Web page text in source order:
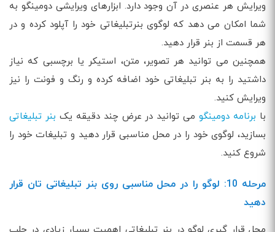
ویرایش هر عنصری در آن وجود دارد. ابزارهای ویرایشی دومینگو به
شما امکان می دهد که لوگوی بنرتبلیغاتی خود را آپلود کرده و در
هر قسمت از بنر قرار دهید.
همچنین می توانید هر تصویر، متن، استیکر یا برچسبی که نیاز
داشتید را به بنر تبلیغاتی خود اضافه کرده و رنگ و فونت را نیز
ویرایش کنید.
با برنامه دومینگومی توانید در عرض چند دقیقه یک بنر تبلیغاتی
بسازید، لوگوی خود را در محل مناسبی قرار دهید و تبلیغات خود را
شروع کنید.
مرحله 10: لوگو را در محل مناسبی روی بنر تبلیغاتی تان قرار
دهید